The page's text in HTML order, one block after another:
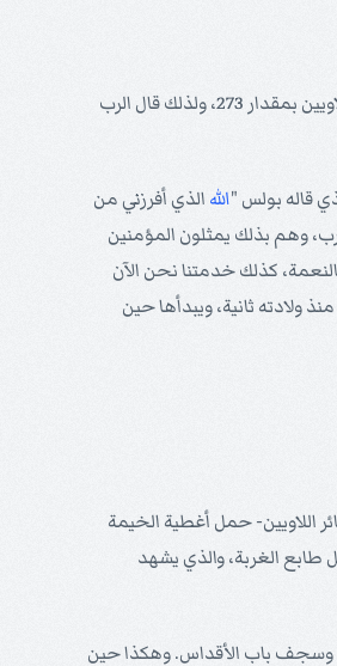
أفرز الرب لنفسه اللاويين بدلاً من الأبكار الذين نجوا في مصر من المهلك في حمي دم خروف الفصح، وحين تم تعداد الأبكار وجد أن عددهم 22273 أي يزيد عن عدد اللاويين بمقدار 273، ولذلك قال الرب
قاله بولس "الله الذي أفرزني من
وهم بذلك يمثلون المؤمنين
كذلك خدمتنا نحن الآن
ولادته ثانية، ويبدأها حين
اللاويين- حمل أغطية الخيمة
طابع الغربة، والذي يشهد
وسجف باب الأقداس. وهكذا حين